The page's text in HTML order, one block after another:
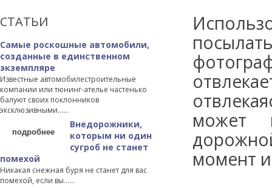
СТАТЬИ
Самые роскошные автомобили,
созданные в единственном
экземпляре
Известные автомобилестроительные
компании или тюнинг-ателье частенько
балуют своих поклонников
эксклюзивными…...
подробнее
Внедорожники,
которым ни один
сугроб не станет
помехой
Никакая снежная буря не станет для вас
помехой, если вы…...
может
момент